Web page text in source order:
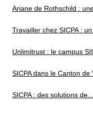
Ariane de Rothschild :
Travailler chez SICPA :
Unlimitrust : le campus
SICPA dans le Canton de
SICPA : des solutions de...